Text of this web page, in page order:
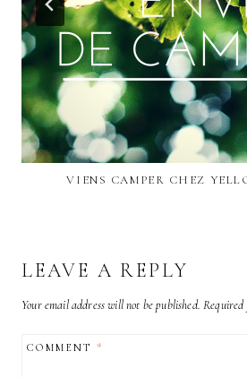
VIENS CAMPER CHEZ
LEAVE A REPLY
Your email address will not be published.
COMMENT*